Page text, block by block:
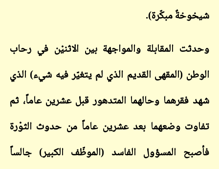
شيخوخةٌ مبكّرة).
وحدثت المقابلة والمواجهة بين الاثنيْن في رحاب
الوطن (المقهى القديم الذي لم يتغيّر فيه شيء) الذي
شهد فقرهما وحالهما المتدهور قبل عشرين عاماً، ثم
تفاوت وضعهما بعد عشرين عاماً من حدوث الثوْرة
فأصبح المسؤول الفاسد (الموظّف الكبير) جالساً